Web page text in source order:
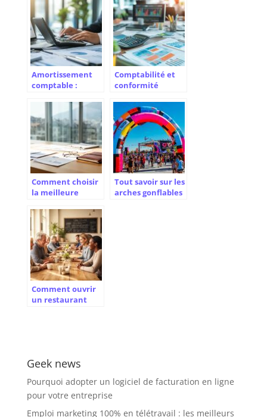
Amortissement
comptable :
et comment le
calculer dans le
cadre des normes
IFRS ?
Comptabilité et
conformité
les missions
essentielles au
sein de
l’entreprise
Comment choisir
la meilleure
Genève : conseils
d’experts pour la
création et la
domiciliation
Tout savoir sur les
arches gonflables
Comment ouvrir
un restaurant
Geek news
Pourquoi adopter un logiciel de facturation en ligne
pour votre entreprise
Emploi marketing 100% en télétravail : les meilleurs